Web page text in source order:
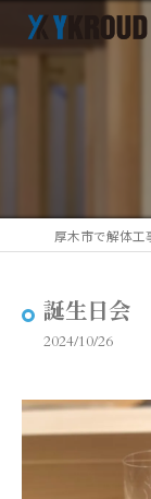
誕生日会
2024/10/26